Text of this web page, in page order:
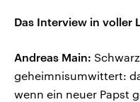
Das Interview in voller
Andreas Main:
geheimnisumwittert:
wenn ein neuer Papst